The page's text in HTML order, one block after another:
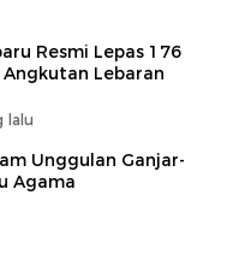
Resmi Lepas 176
Lebaran
lalu
Unggulan Ganjar-
Agama